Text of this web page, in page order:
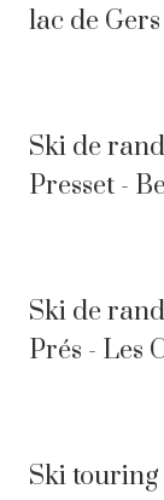
lac de
Ski de
Presset -
Ski de
Prés - Les
Ski touring